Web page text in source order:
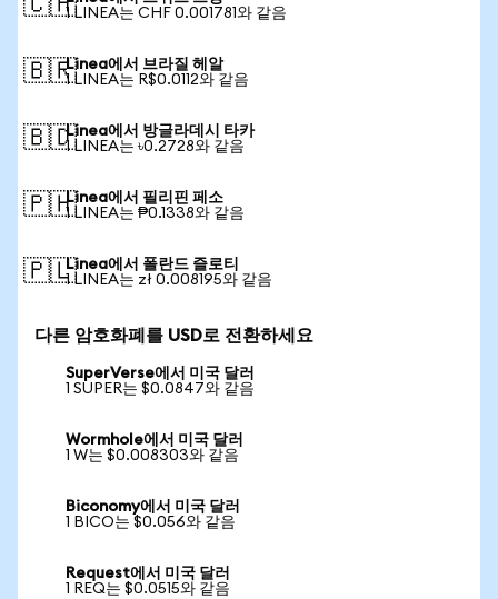
🇨🇭1 LINEA는 CHF 0.001781와 같음
🇧🇷Linea에서 브라질 헤알
1 LINEA는 R$0.0112와 같음
🇧🇩Linea에서 방글라데시 타카
1 LINEA는 ৳0.2728와 같음
🇵🇭Linea에서 필리핀 페소
1 LINEA는 ₱0.1338와 같음
🇵🇱Linea에서 폴란드 즐로티
1 LINEA는 zł 0.008195와 같음
다른 암호화폐를 USD로 전환하세요
SuperVerse에서 미국 달러
1 SUPER는 $0.0847와 같음
Wormhole에서 미국 달러
1 W는 $0.008303와 같음
Biconomy에서 미국 달러
1 BICO는 $0.056와 같음
Request에서 미국 달러
1 REQ는 $0.0515와 같음